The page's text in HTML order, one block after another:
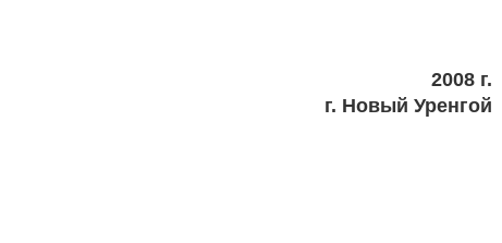
2008 г.
г. Новый Уренгой